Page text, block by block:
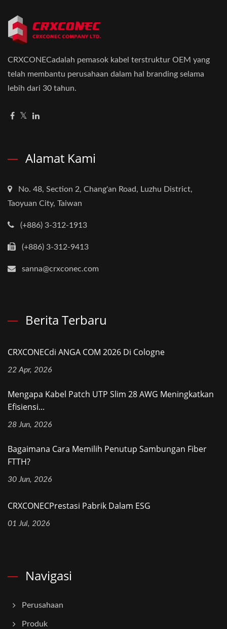
CRXCONECadalah pemasok kabel terstruktur OEM yang
telah membantu perusahaan dalam hal branding selama
lebih dari 30 tahun.
Alamat Kami
No. 48, Section 2, Chang'an Road, Luzhu District,
Taoyuan City, Taiwan
(+886) 3-312-1913
(+886) 3-312-9413
sanna@crxconec.com
Berita Terbaru
CRXCONECdi ANGA COM 2026 Di Cologne
22 Apr, 2026
Mengapa Kabel Patch UTP Slim 28 AWG Meningkatkan
Efisiensi...
28 Jun, 2026
Bagaimana Cara Memilih Penutup Sambungan Fiber
FTTH?
30 Jun, 2026
CRXCONECPrestasi Pabrik Dalam ESG
01 Jul, 2026
Navigasi
Perusahaan
Produk